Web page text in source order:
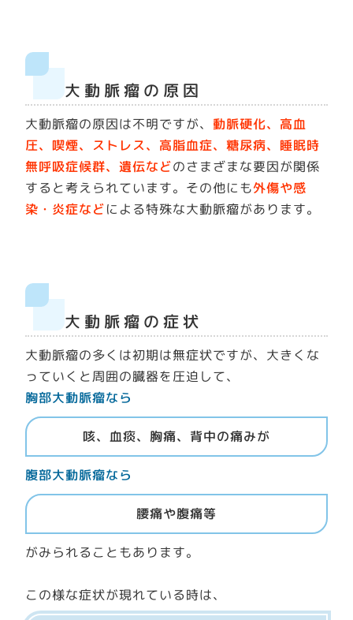
大動脈瘤の原因
大動脈瘤の原因は不明ですが、 動脈硬化、高血
圧、喫煙、ストレス、高脂血症、糖尿病、睡眠時
無呼吸症候群、遺伝などのさまざまな要因が関係
すると考えられています。その他にも外傷や感
染・炎症などによる特殊な大動脈瘤があります。
大動脈瘤の症状
大動脈瘤の多くは初期は無症状ですが、大きくな
っていくと周囲の臓器を圧迫して、
胸部大動脈瘤なら
咳、血痰、胸痛、背中の痛みが
腹部大動脈瘤なら
腰痛や腹痛等
がみられることもあります。
この様な症状が現れている時は、